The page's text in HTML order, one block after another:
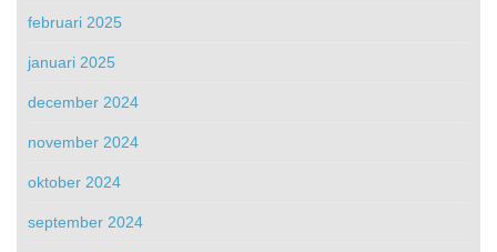
februari 2025
januari 2025
december 2024
november 2024
oktober 2024
september 2024